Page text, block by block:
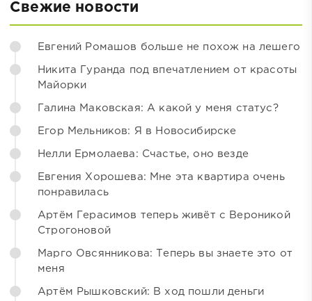
Свежие новости
Евгений Ромашов больше не похож на лешего
Никита Гуранда под впечатлением от красоты
Майорки
Галина Маковская: А какой у меня статус?
Егор Мельников: Я в Новосибирске
Нелли Ермолаева: Счастье, оно везде
Евгения Хорошева: Мне эта квартира очень
понравилась
Артём Герасимов теперь живёт с Вероникой
Строгоновой
Марго Овсянникова: Теперь вы знаете это от
меня
Артём Рышковский: В ход пошли деньги